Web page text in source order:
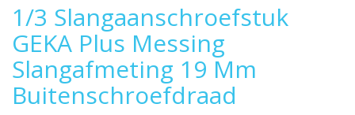
1/3 Slangaanschroefstuk
GEKA Plus Messing
Slangafmeting 19 Mm
Buitenschroefdraad